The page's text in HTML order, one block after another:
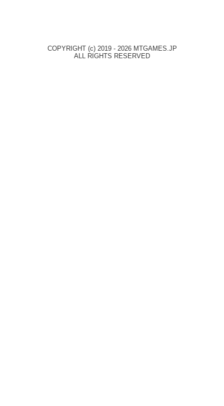
COPYRIGHT (c) 2019 - 2026 MTGAMES.JP
ALL RIGHTS RESERVED